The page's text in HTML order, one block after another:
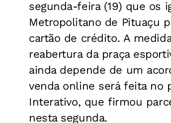
segunda-feira (19) que os
Metropolitano de Pituaçu
cartão de crédito. A
reabertura da praça
ainda depende de um
venda online será feita no
Interativo, que firmou
nesta segunda.